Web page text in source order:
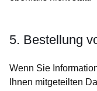
5. Bestellung
Wenn Sie
Ihnen mitgeteilten